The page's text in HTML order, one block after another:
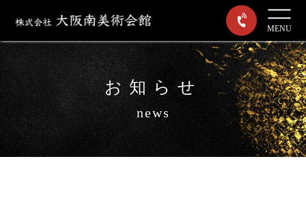
MENU
お知らせ
news